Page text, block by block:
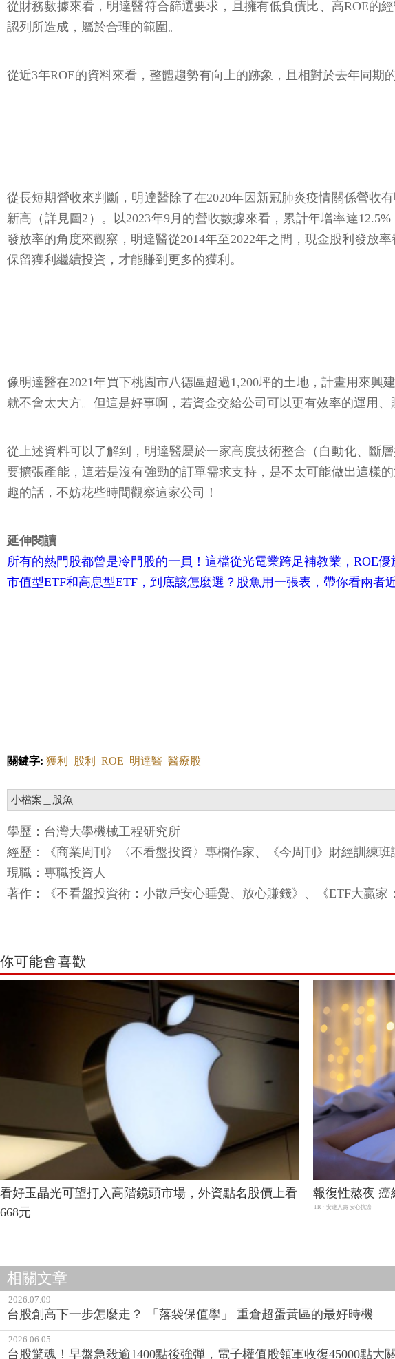
從財務數據來看，明達醫符合篩選要求，且擁有低負債比、高ROE的
認列所造成，屬於合理的範圍。
從近3年ROE的資料來看，整體趨勢有向上的跡象，且相對於去年同期
從長短期營收來判斷，明達醫除了在2020年因新冠肺炎疫情關係營收
新高（詳見圖2）。以2023年9月的營收數據來看，累計年增率達
發放率的角度來觀察，明達醫從2014年至2022年之間，現金股利發放
保留獲利繼續投資，才能賺到更多的獲利。
像明達醫在2021年買下桃園市八德區超過1,200坪的土地，計畫用來
就不會太大方。但這是好事啊，若資金交給公司可以更有效率的運用
從上述資料可以了解到，明達醫屬於一家高度技術整合（自動化、斷
要擴張產能，這若是沒有強勁的訂單需求支持，是不太可能做出這樣
趣的話，不妨花些時間觀察這家公司！
延伸閱讀
所有的熱門股都曾是冷門股的一員！這檔從光電業跨足補教業，ROE優
市值型ETF和高息型ETF，到底該怎麼選？股魚用一張表，帶你看兩者
關鍵字: 獲利 股利 ROE 明達醫 醫療股
小檔案＿股魚
學歷：台灣大學機械工程研究所
經歷：《商業周刊》〈不看盤投資〉專欄作家、《今周刊》財經訓練班
現職：專職投資人
著作：《不看盤投資術：小散戶安心睡覺、放心賺錢》、《ETF大贏
你可能會喜歡
看好玉晶光可望打入高階鏡頭市場，外資點名股價上看
668元
報復性熬夜 癌
PR・安達人壽 安心抗癌
相關文章
2026.07.09
台股創高下一步怎麼走？ 「落袋保值學」 重倉超蛋黃區的最好時機
2026.06.05
台股驚魂！早盤急殺逾1400點後強彈，電子權值股領軍收復45000點大關